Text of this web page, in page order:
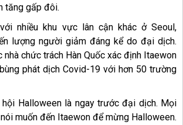
tăng gấp đôi.
nhiều khu vực lân cận khác ở Seoul,
lượng người giảm đáng kể do đại dịch.
nhà chức trách Hàn Quốc xác định Itaewon
phát dịch Covid-19 với hơn 50 trường
Halloween là ngay trước đại dịch. Mọi
muốn đến Itaewon để mừng Halloween.